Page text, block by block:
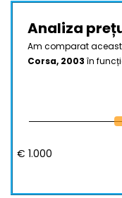
Analiza
Am comparat
Corsa, 2003 în
€ 1.000